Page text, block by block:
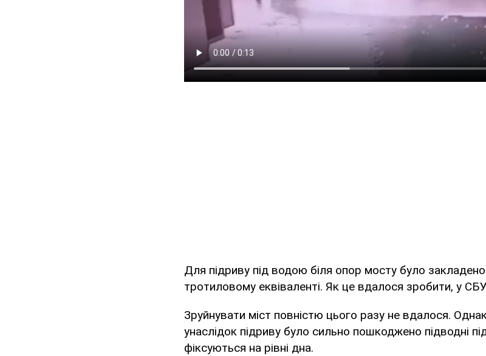
Для підриву під водою біля опор мосту було
тротиловому еквіваленті. Як це вдалося зробити, у
Зруйнувати міст повністю цього разу не вдалося.
унаслідок підриву було сильно пошкоджено підводні
фіксуються на рівні дна.